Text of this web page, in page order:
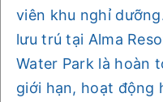
viên khu nghỉ
lưu trú tại Alma
Water Park là hoàn
giới hạn, hoạt động